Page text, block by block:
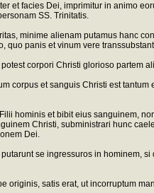
et facies Dei, imprimitur in animo
SS. Trinitatis.
minime alienam putamus hanc
quo panis et vinum vere
corpori Christi glorioso partem
corpus et sanguis Christi est
hominis et bibit eius sanguinem,
Christi, subministrari hunc
Dei.
se ingressuros in hominem,
originis, satis erat, ut incorruptum